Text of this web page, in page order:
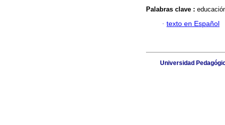
Palabras clave :
· texto en Español
Universidad